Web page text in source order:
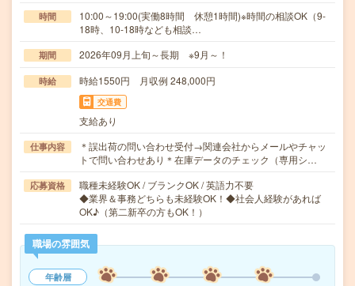
時間
10:00～19:00(実働8時間 休憩1時間)※時間の相談OK（9-
18時、10-18時なども相談…
期間 2026年09月上旬～長期 ※9月～！
時給 時給1550円 月収例 248,000円
交通費
支給あり
仕事内容
＊誤出荷の問い合わせ受付→関連会社からメールやチャッ
トで問い合わせあり＊在庫データのチェック（専用シ…
応募資格
職種未経験OK / ブランクOK / 英語力不要
◆業界＆事務どちらも未経験OK！◆社会人経験があれば
OK♪（第二新卒の方もOK！）
職場の雰囲気
年齢層